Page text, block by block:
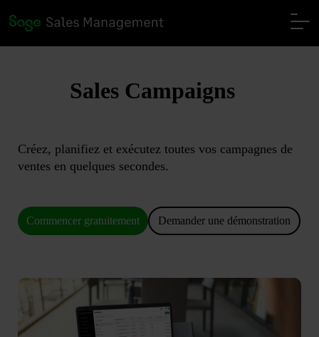
Sales Campaigns
Créez, planifiez et exécutez toutes vos campagnes de
ventes en quelques secondes.
Commencer gratuitement Demander une démonstration